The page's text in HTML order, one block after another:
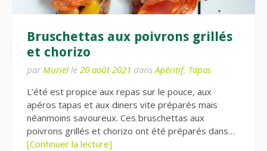
Bruschettas aux poivrons grillés
et chorizo
par Muriel le 20 août 2021 dansApéritif, Tapas
L’été est propice aux repas sur le pouce, aux
apéros tapas et aux diners vite préparés mais
néanmoins savoureux. Ces bruschettas aux
poivrons grillés et chorizo ont été préparés dans…
[Continuer la lecture]